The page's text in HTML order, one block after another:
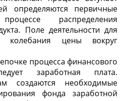
определяются первичные
распределения
Поле деятельности для
колебания цены вокруг
процесса финансового
заработная плата.
создаются необходимые
фонда заработной